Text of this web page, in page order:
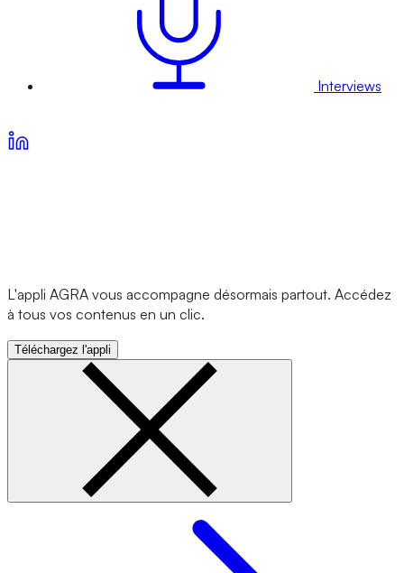
Interviews
L'appli AGRA vous accompagne désormais partout. Accédez
à tous vos contenus en un clic.
Téléchargez l'appli